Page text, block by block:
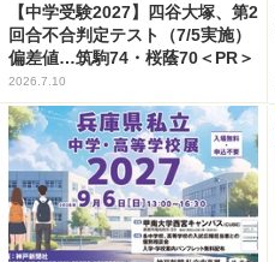
【中学受験2027】四谷大塚、第2
回合不合判定テスト（7/5実施）
偏差値…筑駒74・桜蔭70＜PR＞
2026.7.10